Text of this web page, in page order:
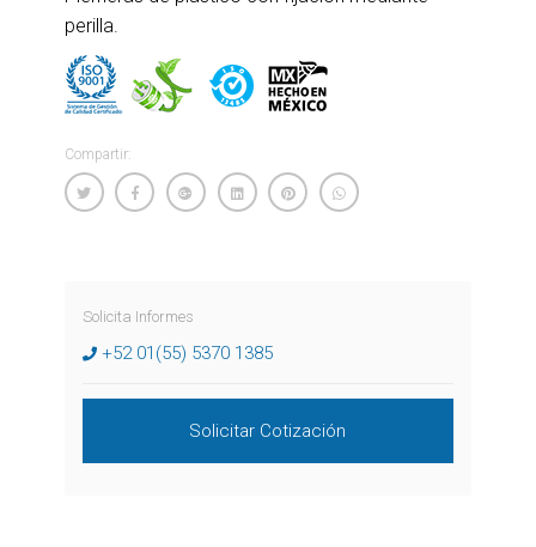
perilla.
Compartir:
Solicita Informes
+52 01(55) 5370 1385
Solicitar Cotización